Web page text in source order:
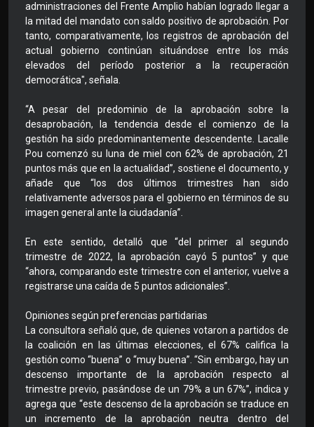
administraciones del Frente Amplio habían logrado llegar a
la mitad del mandato con saldo positivo de aprobación. Por
tanto, comparativamente, los registros de aprobación del
actual gobierno continúan situándose entre los más
elevados del período posterior a la recuperación
democrática", señala.
“A pesar del predominio de la aprobación sobre la
desaprobación, la tendencia desde el comienzo de la
gestión ha sido predominantemente descendente. Lacalle
Pou comenzó su luna de miel con 62% de aprobación, 21
puntos más que en la actualidad”, sostiene el documento, y
añade que “los dos últimos trimestres han sido
relativamente adversos para el gobierno en términos de su
imagen general ante la ciudadanía”.
En este sentido, detalló que “del primer al segundo
trimestre de 2022, la aprobación cayó 5 puntos” y que
“ahora, comparando este trimestre con el anterior, vuelve a
registrarse una caída de 5 puntos adicionales”.
Opiniones según preferencias partidarias
La consultora señaló que, de quienes votaron a partidos de
la coalición en las últimas elecciones, el 67% califica la
gestión como “buena” o “muy buena”. “Sin embargo, hay un
descenso importante de la aprobación respecto al
trimestre previo, pasándose de un 79% a un 67%”, indica y
agrega que “este descenso de la aprobación se traduce en
un incremento de la aprobación neutra dentro del